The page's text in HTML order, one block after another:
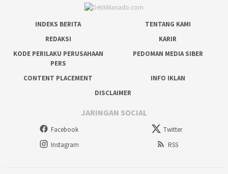
INDEKS BERITA
TENTANG KAMI
REDAKSI
KARIR
KODE PERILAKU PERUSAHAAN
PERS
PEDOMAN MEDIA SIBER
CONTENT PLACEMENT
INFO IKLAN
DISCLAIMER
JARINGAN SOCIAL
Facebook
Twitter
Instagram
RSS